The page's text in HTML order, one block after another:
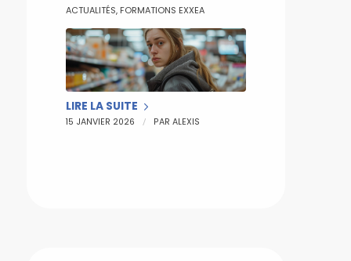
ACTUALITÉS, FORMATIONS EXXEA
LIRE LA SUITE
15 JANVIER 2026 / PAR ALEXIS